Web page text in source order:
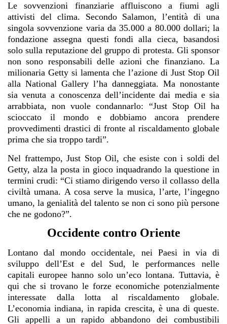
Le sovvenzioni finanziarie affluiscono a fiumi agli
attivisti del clima. Secondo Salamon, l’entità di una
singola sovvenzione varia da 35.000 a 80.000 dollari; la
fondazione assegna questi fondi alla cieca, basandosi
solo sulla reputazione del gruppo di protesta. Gli sponsor
non sono responsabili delle azioni che finanziano. La
milionaria Getty si lamenta che l’azione di Just Stop Oil
alla National Gallery l’ha danneggiata. Ma nonostante
sia venuta a conoscenza dell’incidente dai media e sia
arrabbiata, non vuole condannarlo: “Just Stop Oil ha
scioccato il mondo e dobbiamo ancora prendere
provvedimenti drastici di fronte al riscaldamento globale
prima che sia troppo tardi”.
Nel frattempo, Just Stop Oil, che esiste con i soldi del
Getty, alza la posta in gioco inquadrando la questione in
termini crudi: “Ci stiamo dirigendo verso il collasso della
civiltà umana. A cosa serve la musica, l’arte, l’ingegno
umano, la genialità del talento se non ci sono più persone
che ne godono?”.
Occidente contro Oriente
Lontano dal mondo occidentale, nei Paesi in via di
sviluppo dell’Est e del Sud, le performances nelle
capitali europee hanno solo un’eco lontana. Tuttavia, è
qui che si trovano le forze economiche potenzialmente
interessate dalla lotta al riscaldamento globale.
L’economia indiana, in rapida crescita, è una di queste.
Gli appelli a un rapido abbandono dei combustibili